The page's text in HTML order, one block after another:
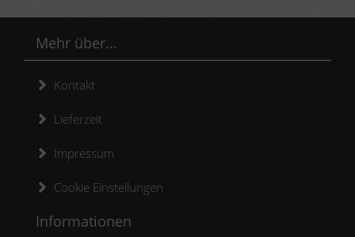
Mehr über...
Kontakt
Lieferzeit
Impressum
Cookie Einstellungen
Informationen